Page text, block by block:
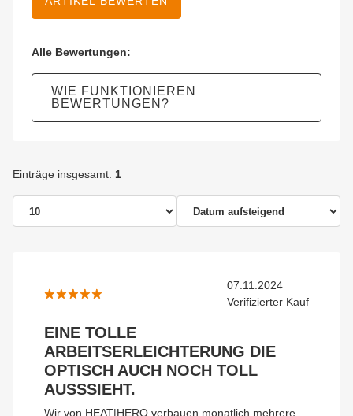
Alle Bewertungen:
WIE FUNKTIONIEREN
BEWERTUNGEN?
Einträge insgesamt: 1
07.11.2024
Verifizierter Kauf
EINE TOLLE
ARBEITSERLEICHTERUNG DIE
OPTISCH AUCH NOCH TOLL
AUSSSIEHT.
Wir von HEAT|HERO verbauen monatlich mehrere